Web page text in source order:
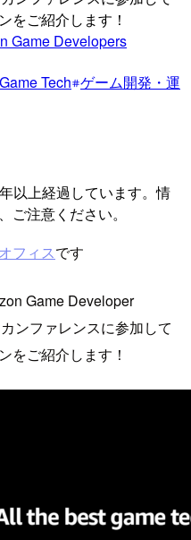
をご紹介します！
Game Developers
Tech ゲーム開発・運
以上経過しています。情
ご注意ください。
フィスです
Game Developer
ンファレンスに参加して
をご紹介します！